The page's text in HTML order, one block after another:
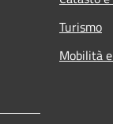
Turismo
Mobilità